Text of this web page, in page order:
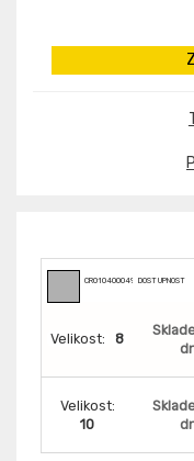
CR0104000499DOSTUPNOST
Velikost: 8
Velikost:
10